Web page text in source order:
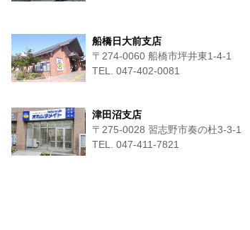
船橋日大前支店
〒274-0060 船橋市坪井東1-4-1
TEL. 047-402-0081
津田沼支店
〒275-0028 習志野市奏の杜3-3-1
TEL. 047-411‐7821